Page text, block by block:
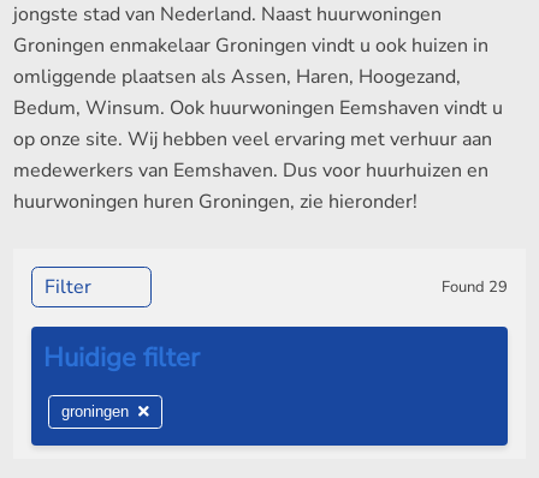
jongste stad van Nederland. Naast huurwoningen
Groningen enmakelaar Groningen vindt u ook huizen in
omliggende plaatsen als Assen, Haren, Hoogezand,
Bedum, Winsum. Ook huurwoningen Eemshaven vindt u
op onze site. Wij hebben veel ervaring met verhuur aan
medewerkers van Eemshaven. Dus voor huurhuizen en
huurwoningen huren Groningen, zie hieronder!
Filter Found 29
groningen